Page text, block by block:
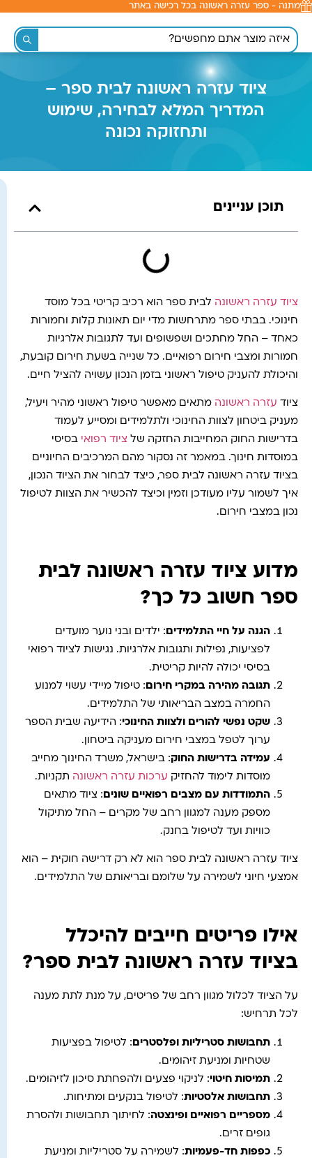
לתוכן
מתנה - ספר עזרה ראשונה בכל רכישה באתר
ציוד עזרה ראשונה לבית ספר –
המדריך המלא לבחירה, שימוש
ותחזוקה נכונה
תוכן עניינים
ציוד עזרה ראשונה לבית ספר הוא רכיב קריטי בכל מוסד
חינוכי. בבתי ספר מתרחשות מדי יום תאונות קלות וחמורות
כאחד – החל מחתכים ושפשופים ועד לתגובות אלרגיות
חמורות ומצבי חירום רפואיים. כל שנייה בשעת חירום קובעת,
והיכולת להעניק טיפול ראשוני בזמן הנכון עשויה להציל חיים.
ציוד עזרה ראשונה מתאים מאפשר טיפול ראשוני מהיר ויעיל,
מעניק ביטחון לצוות החינוכי ולתלמידים ומסייע לעמוד
בדרישות החוק המחייבות החזקה של ציוד רפואי בסיסי
במוסדות חינוך. במאמר זה נסקור מהם המרכיבים החיוניים
בציוד עזרה ראשונה לבית ספר, כיצד לבחור את הציוד הנכון,
איך לשמור עליו מעודכן וזמין וכיצד להכשיר את הצוות לטיפול
נכון במצבי חירום.
מדוע ציוד עזרה ראשונה לבית
ספר חשוב כל כך?
הגנה על חיי התלמידים: ילדים ובני נוער מועדים
לפציעות, נפילות ותגובות אלרגיות. נגישות לציוד רפואי
בסיסי יכולה להיות קריטית.
תגובה מהירה במקרי חירום: טיפול מיידי עשוי למנוע
החמרה במצב הבריאותי של התלמידים.
שקט נפשי להורים ולצוות החינוכי: הידיעה שבית הספר
ערוך לטפל במצבי חירום מעניקה ביטחון.
עמידה בדרישות החוק: בישראל, משרד החינוך מחייב
מוסדות לימוד להחזיק ערכות עזרה ראשונה תקניות.
התמודדות עם מצבים רפואיים שונים: ציוד מתאים
מספק מענה למגוון רחב של מקרים – החל מתיקול
כוויות ועד לטיפול בחנק.
ציוד עזרה ראשונה לבית ספר הוא לא רק דרישה חוקית – הוא
אמצעי חיוני לשמירה על שלומם ובריאותם של התלמידים.
אילו פריטים חייבים להיכלל
בציוד עזרה ראשונה לבית ספר?
על הציוד לכלול מגוון רחב של פריטים, על מנת לתת מענה
לכל תרחיש:
תחבושות סטריליות ופלסטרים : לטיפול בפציעות
שטחיות ומניעת זיהומים.
תמיסות חיטוי: לניקוי פצעים ולהפחתת סיכון לזיהומים.
תחבושות אלסטיות: לטיפול בנקעים ומתיחות.
מספריים רפואיים ופינצטה: לחיתוך תחבושות ולהסרת
גופים זרים.
כפפות חד-פעמיות: לשמירה על סטריליות ומניעת